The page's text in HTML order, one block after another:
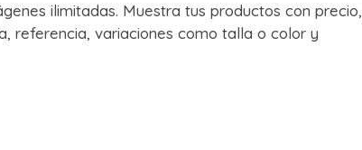
ilimitadas. Muestra tus productos con precio,
referencia, variaciones como talla o color y